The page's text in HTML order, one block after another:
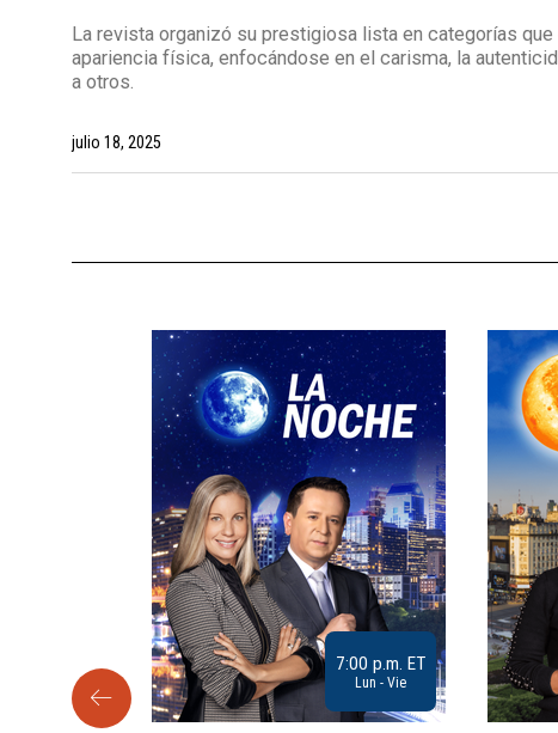
La revista organizó su prestigiosa lista en categorías
apariencia física, enfocándose en el carisma, la
a otros.
julio 18, 2025
7:00 p.m. ET
Lun - Vie